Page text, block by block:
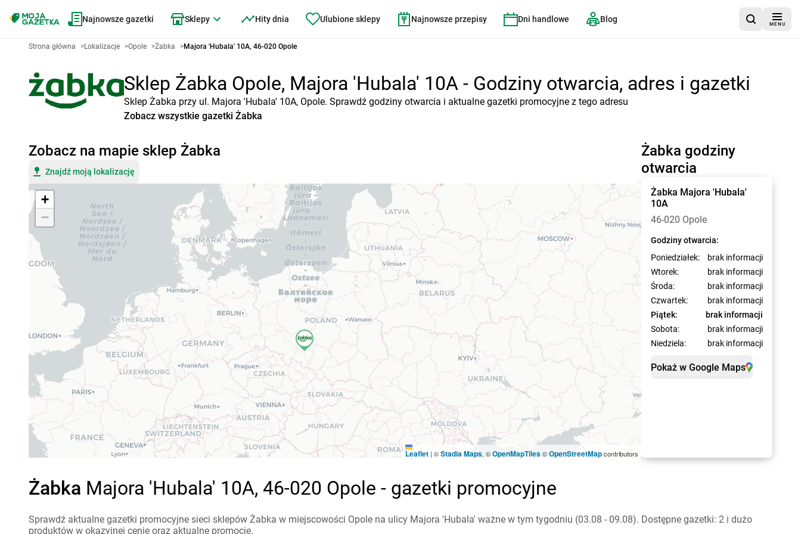
Najnowsze gazetki Sklepy Hity dnia Ulubione sklepy Najnowsze przepisy Dni handlowe Blog
MENU
Strona główna >Lokalizacje >Opole >Żabka >Majora 'Hubala' 10A, 46-020 Opole
Sklep Żabka Opole, Majora 'Hubala' 10A - Godziny otwarcia, adres i gazetki
Sklep Żabka przy ul. Majora 'Hubala' 10A, Opole. Sprawdź godziny otwarcia i aktualne gazetki promocyjne z tego adresu
Zobacz wszystkie gazetki Żabka
Żabka godziny
otwarcia
Żabka Majora 'Hubala'
10A
46-020 Opole
Godziny otwarcia:
Poniedziałek:
brak informacji
Wtorek:
brak informacji
Środa:
brak informacji
Czwartek:
brak informacji
Piątek:
brak informacji
Sobota:
brak informacji
Niedziela:
brak informacji
Pokaż w Google Maps
Zobacz na mapie sklep Żabka
Znajdź moją lokalizację
+
−
Leaflet | ©Stadia Maps, ©OpenMapTiles©OpenStreetMapcontributors
Żabka Majora 'Hubala' 10A, 46-020 Opole - gazetki promocyjne
Sprawdź aktualne gazetki promocyjne sieci sklepów Żabka w miejscowości Opole na ulicy Majora 'Hubala' ważne w tym tygodniu (03.08 - 09.08). Dostępne gazetki: 2 i dużo
produktów w okazyjnej cenie oraz aktualne promocje.